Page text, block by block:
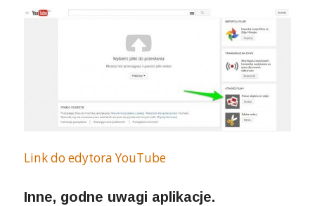
Link do edytora YouTube
Inne, godne uwagi aplikacje.